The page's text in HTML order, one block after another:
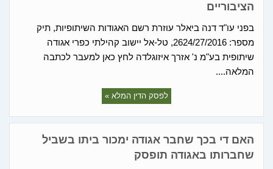
הציבוריים
בפני עו"ד דנה ביאלר עוזרת רשם האגודות השיתופיות, תיק
מספר: 2624/27/2016, טל-אל יישוב קהילתי כפרי אגודה
שיתופית בע"מ נ' אזרך איזוגלדה לחץ כאן למעבר לכתבה
המלאה....
לפסק הדין המלא »
האם די בכך שחבר אגודה ימכור ביתו בשביל
שחברותו באגודה תופסק